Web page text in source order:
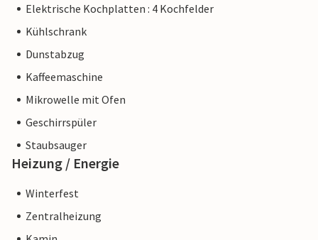
Elektrische Kochplatten : 4 Kochfelder
Kühlschrank
Dunstabzug
Kaffeemaschine
Mikrowelle mit Ofen
Geschirrspüler
Staubsauger
Heizung / Energie
Winterfest
Zentralheizung